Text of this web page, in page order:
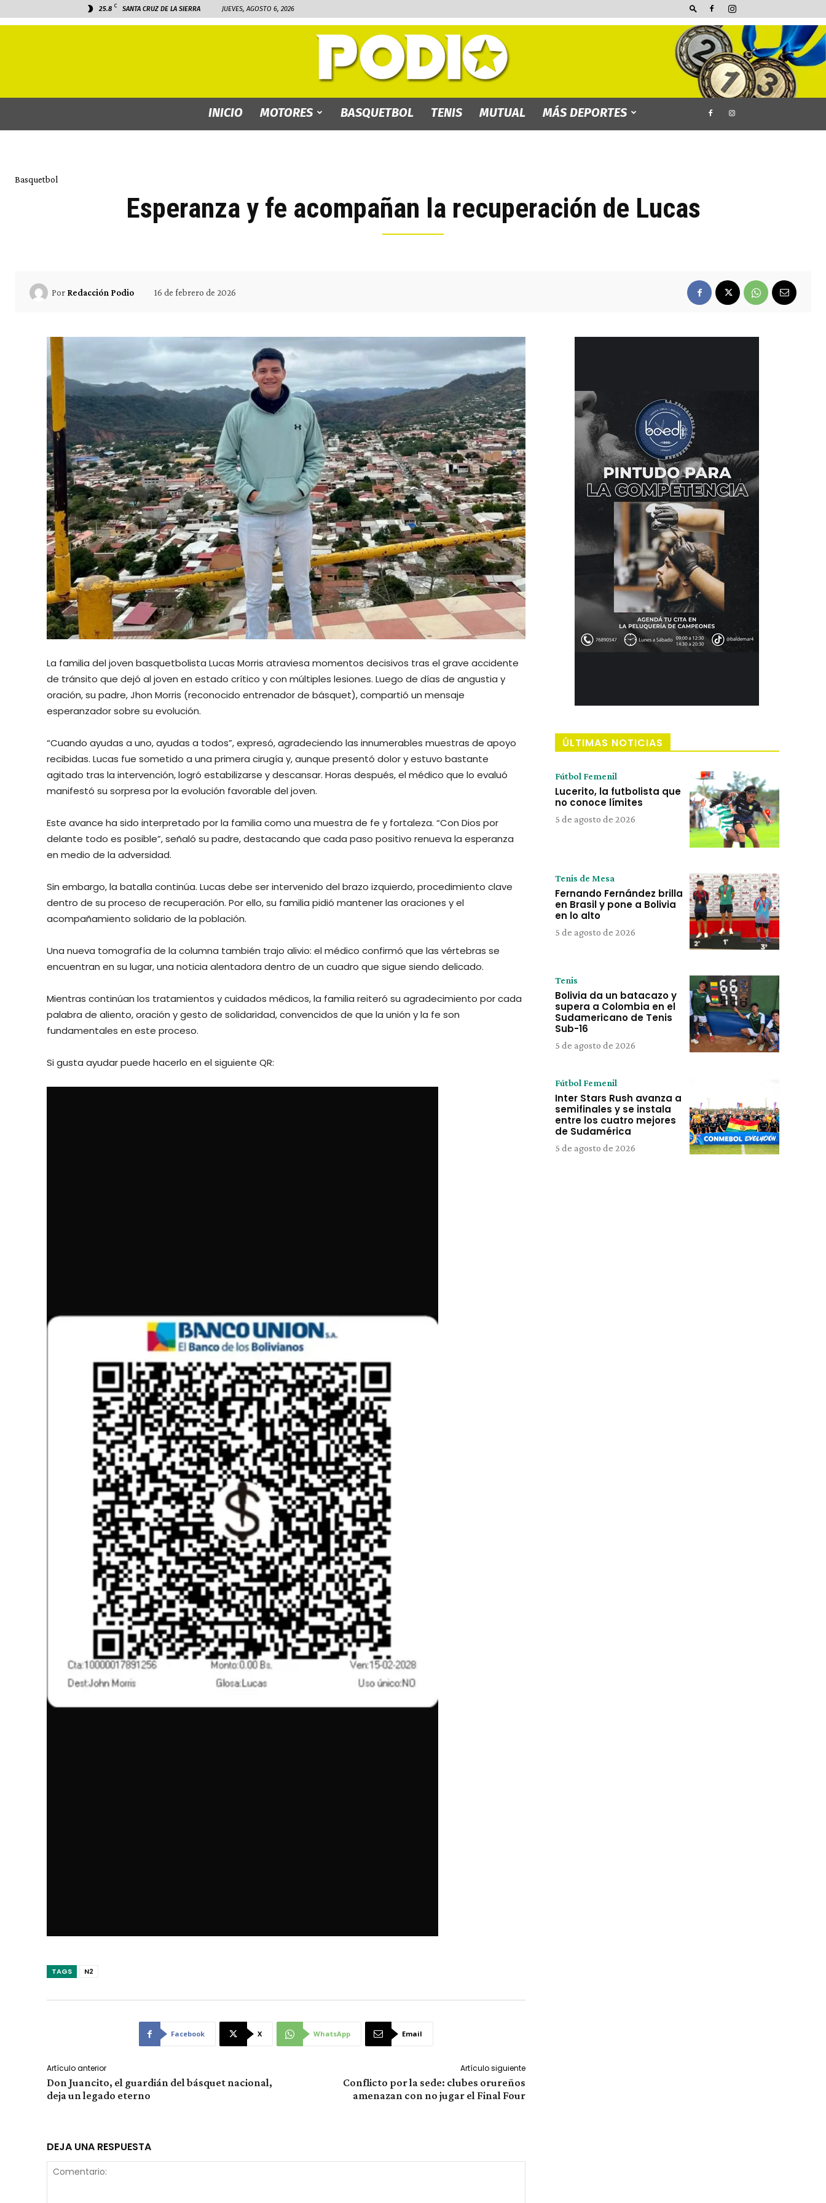
25.8 C SANTA CRUZ DE LA SIERRA JUEVES, AGOSTO 6, 2026
INICIO MOTORES BASQUETBOL TENIS MUTUAL MÁS DEPORTES
Basquetbol
Esperanza y fe acompañan la recuperación de Lucas
Por Redacción Podio 16 de febrero de 2026
La familia del joven basquetbolista Lucas Morris atraviesa momentos decisivos tras el grave accidente
de tránsito que dejó al joven en estado crítico y con múltiples lesiones. Luego de días de angustia y
oración, su padre, Jhon Morris (reconocido entrenador de básquet), compartió un mensaje
esperanzador sobre su evolución.
“Cuando ayudas a uno, ayudas a todos”, expresó, agradeciendo las innumerables muestras de apoyo
recibidas. Lucas fue sometido a una primera cirugía y, aunque presentó dolor y estuvo bastante
agitado tras la intervención, logró estabilizarse y descansar. Horas después, el médico que lo evaluó
manifestó su sorpresa por la evolución favorable del joven.
Este avance ha sido interpretado por la familia como una muestra de fe y fortaleza. “Con Dios por
delante todo es posible”, señaló su padre, destacando que cada paso positivo renueva la esperanza
en medio de la adversidad.
Sin embargo, la batalla continúa. Lucas debe ser intervenido del brazo izquierdo, procedimiento clave
dentro de su proceso de recuperación. Por ello, su familia pidió mantener las oraciones y el
acompañamiento solidario de la población.
Una nueva tomografía de la columna también trajo alivio: el médico confirmó que las vértebras se
encuentran en su lugar, una noticia alentadora dentro de un cuadro que sigue siendo delicado.
Mientras continúan los tratamientos y cuidados médicos, la familia reiteró su agradecimiento por cada
palabra de aliento, oración y gesto de solidaridad, convencidos de que la unión y la fe son
fundamentales en este proceso.
Si gusta ayudar puede hacerlo en el siguiente QR:
TAGS N2
Facebook X WhatsApp Email
Artículo anterior
Don Juancito, el guardián del básquet nacional,
deja un legado eterno
Artículo siguiente
Conflicto por la sede: clubes orureños
amenazan con no jugar el Final Four
DEJA UNA RESPUESTA
ÚLTIMAS NOTICIAS
Fútbol Femenil
Lucerito, la futbolista que
no conoce límites
5 de agosto de 2026
Tenis de Mesa
Fernando Fernández brilla
en Brasil y pone a Bolivia
en lo alto
5 de agosto de 2026
Tenis
Bolivia da un batacazo y
supera a Colombia en el
Sudamericano de Tenis
Sub-16
5 de agosto de 2026
Fútbol Femenil
Inter Stars Rush avanza a
semifinales y se instala
entre los cuatro mejores
de Sudamérica
5 de agosto de 2026